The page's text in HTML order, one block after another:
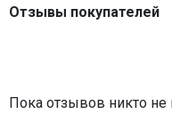
Отзывы покупателей
Пока отзывов никто не